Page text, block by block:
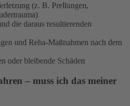
(z. B. Prellungen,
die daraus resultierenden
und Reha-Maßnahmen nach dem
oder bleibende Schäden
– muss ich das meiner